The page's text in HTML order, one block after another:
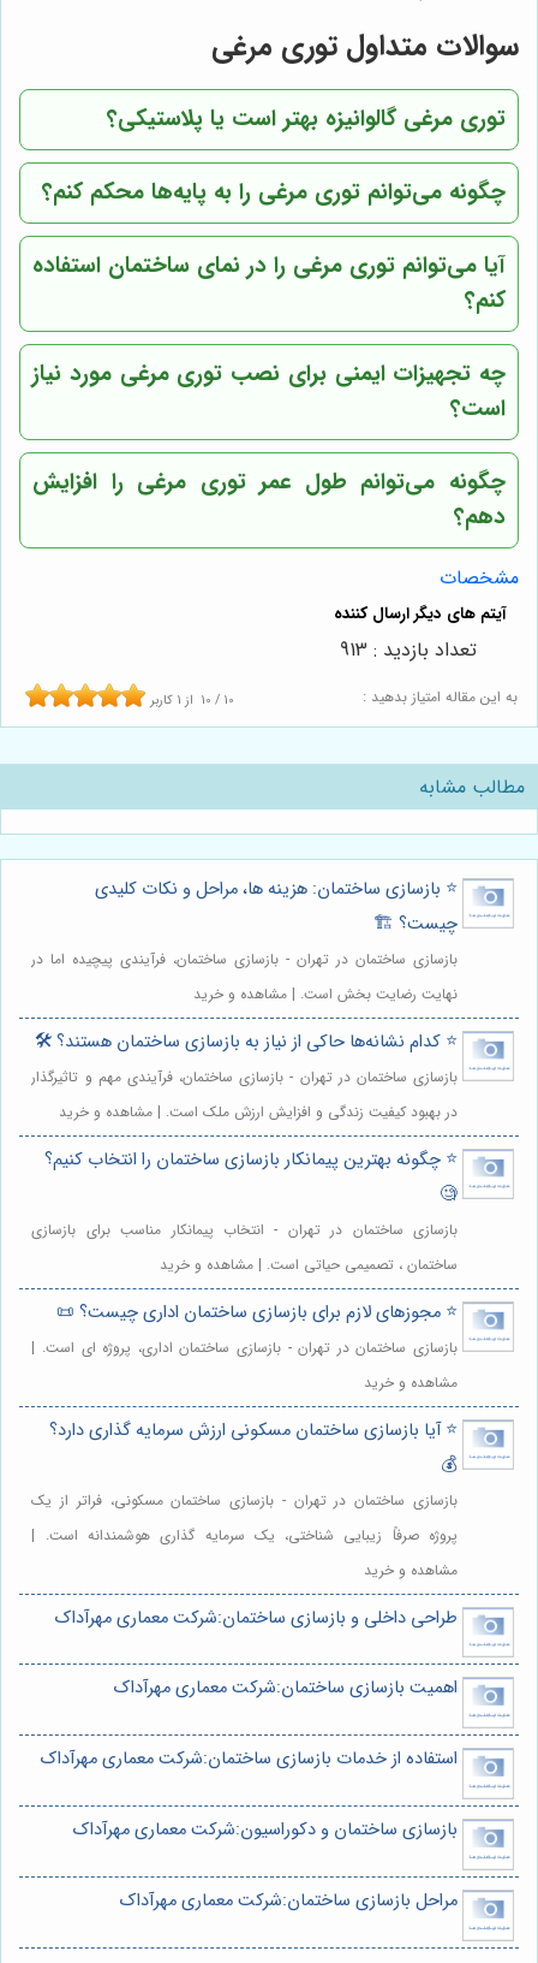
سوالات متداول توری مرغی
توری مرغی گالوانیزه بهتر است یا پلاستیکی؟
چگونه می‌توانم توری مرغی را به پایه‌ها محکم کنم؟
آیا می‌توانم توری مرغی را در نمای ساختمان استفاده
کنم؟
چه تجهیزات ایمنی برای نصب توری مرغی مورد نیاز
است؟
چگونه می‌توانم طول عمر توری مرغی را افزایش
دهم؟
مشخصات
به این مقاله امتیاز بدهید : 10 / 10 از 1 کاربر
تعداد بازدید : 913
مطالب مشابه
⭐️ بازسازی ساختمان: هزینه ها، مراحل و نکات کلیدی
چیست؟ 🏗️
بازسازی ساختمان در تهران - بازسازی ساختمان، فرآیندی پیچیده اما در
نهایت رضایت بخش است. | مشاهده و خرید
⭐️ کدام نشانه‌ها حاکی از نیاز به بازسازی ساختمان هستند؟ 🛠️
بازسازی ساختمان در تهران - بازسازی ساختمان، فرآیندی مهم و تاثیرگذار
در بهبود کیفیت زندگی و افزایش ارزش ملک است. | مشاهده و خرید
⭐️ چگونه بهترین پیمانکار بازسازی ساختمان را انتخاب کنیم؟
🧐
بازسازی ساختمان در تهران - انتخاب پیمانکار مناسب برای بازسازی
ساختمان ، تصمیمی حیاتی است. | مشاهده و خرید
⭐️ مجوزهای لازم برای بازسازی ساختمان اداری چیست؟ 📜
بازسازی ساختمان در تهران - بازسازی ساختمان اداری، پروژه ای است. |
مشاهده و خرید
⭐️ آیا بازسازی ساختمان مسکونی ارزش سرمایه گذاری دارد؟
💰
بازسازی ساختمان در تهران - بازسازی ساختمان مسکونی، فراتر از یک
پروژه صرفاً زیبایی شناختی، یک سرمایه گذاری هوشمندانه است. |
مشاهده و خرید
طراحی داخلی و بازسازی ساختمان:شرکت معماری مهرآداک
اهمیت بازسازی ساختمان:شرکت معماری مهرآداک
استفاده از خدمات بازسازی ساختمان:شرکت معماری مهرآداک
بازسازی ساختمان و دکوراسیون:شرکت معماری مهرآداک
مراحل بازسازی ساختمان:شرکت معماری مهرآداک